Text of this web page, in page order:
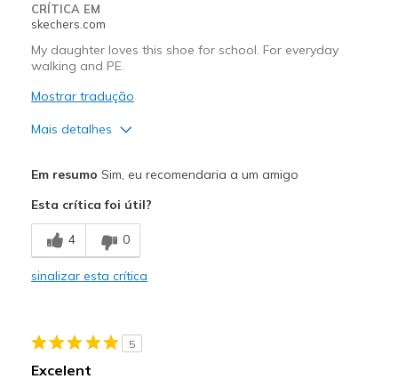
CRÍTICA EM
skechers.com
My daughter loves this shoe for school. For everyday
walking and PE.
Mostrar tradução
Mais detalhes
Comfortable
Melhores utilizações
Casual Wear
Em resumo Sim, eu recomendaria a um amigo
Esta crítica foi útil?
4 0
sinalizar esta crítica
5
Excelent